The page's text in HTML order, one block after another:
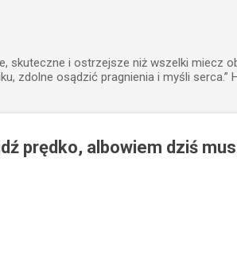
skuteczne i ostrzejsze niż wszelki miecz
zdolne osądzić pragnienia i myśli serca.”
prędko, albowiem dziś